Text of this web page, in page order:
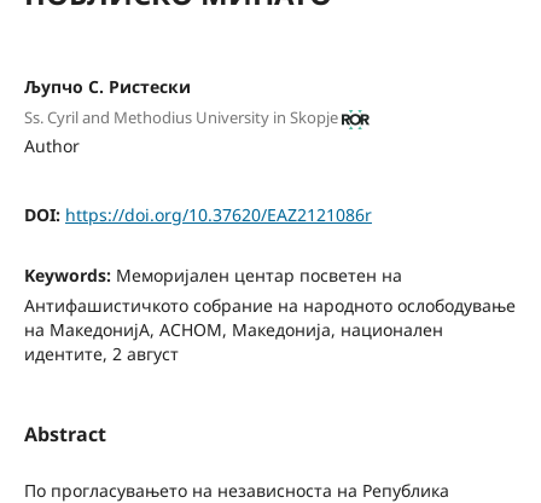
Љупчо С. Ристески
Ss. Cyril and Methodius University in Skopje
Author
DOI: https://doi.org/10.37620/EAZ2121086r
Keywords: Меморијален центар посветен на
Антифашистичкото собрание на народното ослободување
на МакедонијA, АСНОМ, Македонија, национален
идентите, 2 август
Abstract
По прогласувањето на независноста на Република